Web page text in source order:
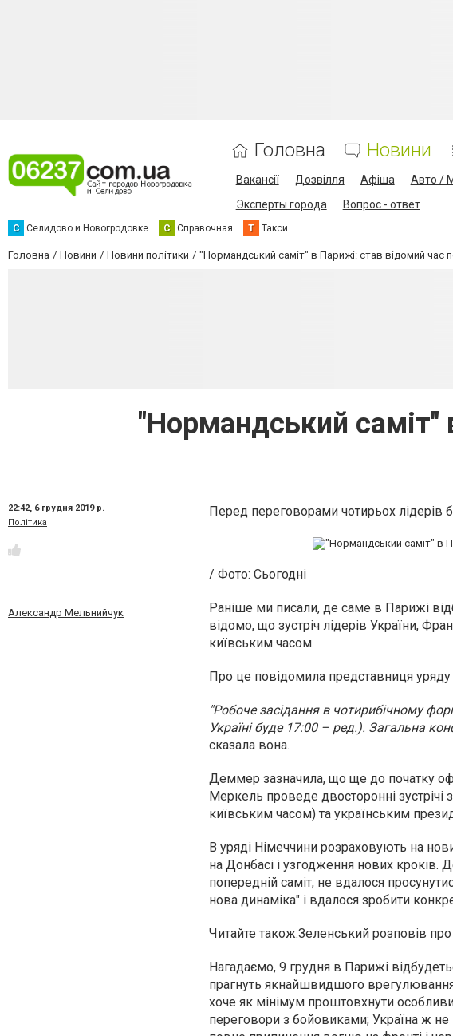
Головна Новини
Вакансії Дозвілля Афіша Авто /
Эксперты города
Вопрос - ответ
С Селидово и Новогродовке С Справочная Т Такси
Головна Новини Новини політики "Нормандський саміт" в Парижі: став відомий час
"Нормандський саміт"
22:42, 6 грудня 2019 р.
Політика
Александр Мельнийчук
Перед переговорами чотирьох лідерів
/ Фото: Сьогодні
Раніше ми писали, де саме в Парижі
відомо, що зустріч лідерів України,
київським часом.
Про це повідомила представниця
"Робоче засідання в чотирибічному
Україні буде 17:00 – ред.). Загальна
сказала вона.
Деммер зазначила, що ще до початку
Меркель проведе двосторонні
київським часом) та українським
В уряді Німеччини розраховують на
на Донбасі і узгодження нових
попередній саміт, не вдалося
нова динаміка" і вдалося зробити
Читайте також:Зеленський розповів про
Нагадаємо, 9 грудня в Парижі
прагнуть якнайшвидшого
хоче як мінімум проштовхнути
переговори з бойовиками; Україна ж не